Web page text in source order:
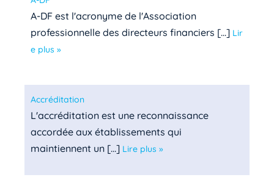
A-DF est l'acronyme de l'Association
professionnelle des directeurs financiers [...] Lir
e plus »
Accréditation
L'accréditation est une reconnaissance
accordée aux établissements qui
maintiennent un [...] Lire plus »